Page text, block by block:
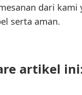
dari kami
serta aman.
artikel